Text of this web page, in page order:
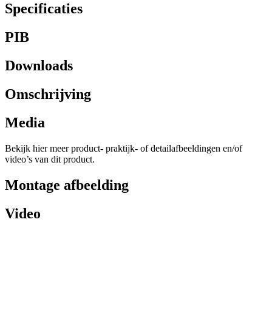
Specificaties
PIB
Downloads
Omschrijving
Media
Bekijk hier meer product- praktijk- of detailafbeeldingen en/of
video’s van dit product.
Montage afbeelding
Video